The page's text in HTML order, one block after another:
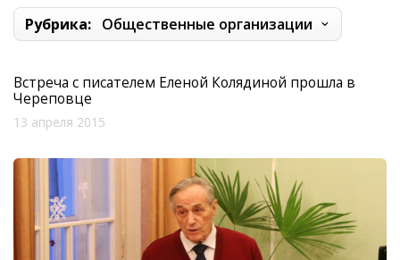
Рубрика: Общественные организации
Встреча с писателем Еленой Колядиной прошла в
Череповце
13 апреля 2015